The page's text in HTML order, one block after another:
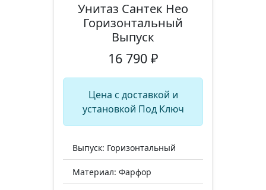
Унитаз Сантек Нео
Горизонтальный
Выпуск
16 790 ₽
Цена с доставкой и
установкой Под Ключ
Выпуск: Горизонтальный
Материал: Фарфор